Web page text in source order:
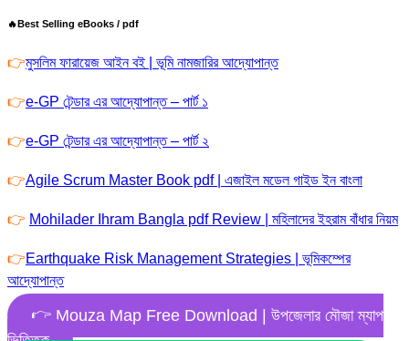
🔥Best Selling eBooks / pdf
👉মুসলিম ফারায়েজ আইন বই | ভূমি নামজারির আদ্যোপান্ত
👉e-GP টেন্ডার এর আদ্যোপান্ত – পার্ট ১
👉e-GP টেন্ডার এর আদ্যোপান্ত – পার্ট ২
👉Agile Scrum Master Book pdf | এজাইল মডেল গাইড ইন বাংলা
👉 Mohilader Ihram Bangla pdf Review | মহিলাদের ইহরাম বাঁধার নিয়ম
👉Earthquake Risk Management Strategies | ভূমিকম্পের
আদ্যোপান্ত
👉 Mouza Map Free Download | উপজেলার মৌজা ম্যাপ